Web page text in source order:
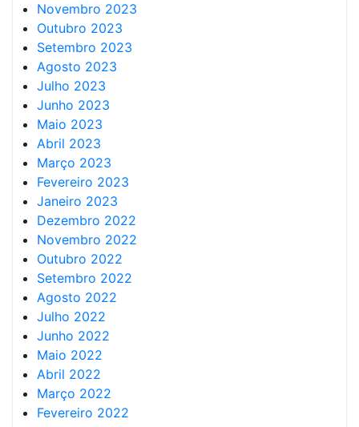
Novembro 2023
Outubro 2023
Setembro 2023
Agosto 2023
Julho 2023
Junho 2023
Maio 2023
Abril 2023
Março 2023
Fevereiro 2023
Janeiro 2023
Dezembro 2022
Novembro 2022
Outubro 2022
Setembro 2022
Agosto 2022
Julho 2022
Junho 2022
Maio 2022
Abril 2022
Março 2022
Fevereiro 2022